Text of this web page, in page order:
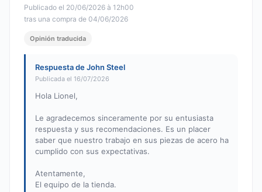
Publicado el 20/06/2026 à 12h00
tras una compra de 04/06/2026
Opinión traducida
Respuesta de John Steel
Publicada el 16/07/2026
Hola Lionel,
Le agradecemos sinceramente por su entusiasta
respuesta y sus recomendaciones. Es un placer
saber que nuestro trabajo en sus piezas de acero ha
cumplido con sus expectativas.
Atentamente,
El equipo de la tienda.